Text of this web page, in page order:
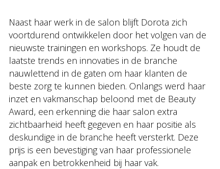
Naast haar werk in de salon blijft Dorota zich
voortdurend ontwikkelen door het volgen van de
nieuwste trainingen en workshops. Ze houdt de
laatste trends en innovaties in de branche
nauwlettend in de gaten om haar klanten de
beste zorg te kunnen bieden. Onlangs werd haar
inzet en vakmanschap beloond met de Beauty
Award, een erkenning die haar salon extra
zichtbaarheid heeft gegeven en haar positie als
deskundige in de branche heeft versterkt. Deze
prijs is een bevestiging van haar professionele
aanpak en betrokkenheid bij haar vak.